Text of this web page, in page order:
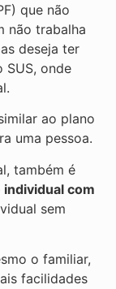
que não
não trabalha
deseja ter
SUS, onde
ao plano
uma pessoa.
também é
individual com
sem
o familiar,
facilidades